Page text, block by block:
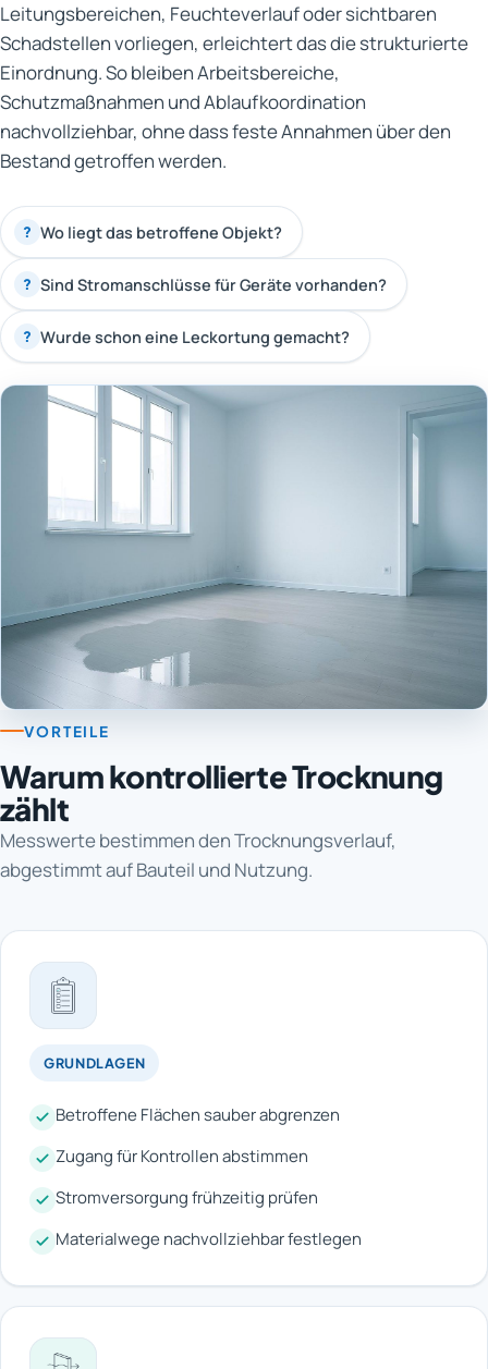
Leitungsbereichen, Feuchteverlauf oder sichtbaren
Schadstellen vorliegen, erleichtert das die strukturierte
Einordnung. So bleiben Arbeitsbereiche,
Schutzmaßnahmen und Ablaufkoordination
nachvollziehbar, ohne dass feste Annahmen über den
Bestand getroffen werden.
? Wo liegt das betroffene Objekt?
? Sind Stromanschlüsse für Geräte vorhanden?
? Wurde schon eine Leckortung gemacht?
VORTEILE
Warum kontrollierte Trocknung
zählt
Messwerte bestimmen den Trocknungsverlauf,
abgestimmt auf Bauteil und Nutzung.
GRUNDLAGEN
Betroffene Flächen sauber abgrenzen
Zugang für Kontrollen abstimmen
Stromversorgung frühzeitig prüfen
Materialwege nachvollziehbar festlegen